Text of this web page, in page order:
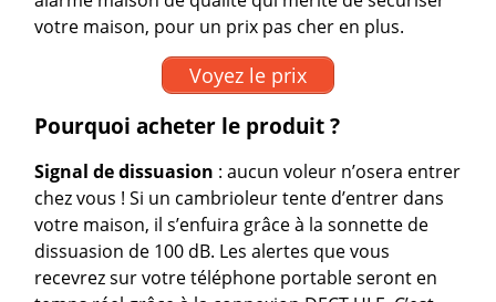
votre maison, pour un prix pas cher en plus.
Voyez le prix
Pourquoi acheter le produit ?
Signal de dissuasion : aucun voleur n’osera entrer
chez vous ! Si un cambrioleur tente d’entrer dans
votre maison, il s’enfuira grâce à la sonnette de
dissuasion de 100 dB. Les alertes que vous
recevrez sur votre téléphone portable seront en